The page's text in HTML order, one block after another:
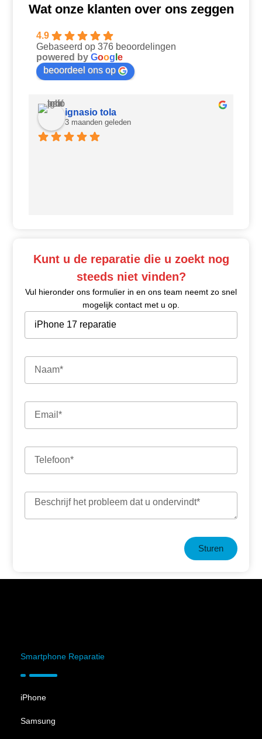
Wat onze klanten over ons zeggen
4.9
Gebaseerd op 376 beoordelingen
powered byGoog le
beoordeel ons op
ignasio tola
3 maanden geleden
Kunt u de reparatie die u zoekt nog
steeds niet vinden?
Vul hieronder ons formulier in en ons team neemt zo snel
mogelijk contact met u op.
Sturen
Smartphone Reparatie
iPhone
Samsung